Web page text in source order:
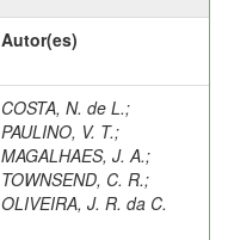
Autor(es)
COSTA, N. de L.;
PAULINO, V. T.;
MAGALHAES, J. A.;
TOWNSEND, C. R.;
OLIVEIRA, J. R. da C.